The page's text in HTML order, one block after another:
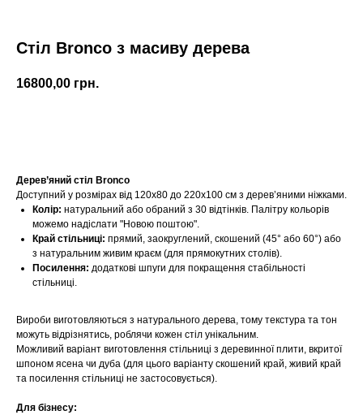
Стіл Bronco з масиву дерева
16800,00 грн.
Дерев’яний стіл Bronco
Доступний у розмірах від 120х80 до 220х100 см з дерев’яними ніжками.
Колір: натуральний або обраний з 30 відтінків. Палітру кольорів
можемо надіслати "Новою поштою".
Край стільниці: прямий, заокруглений, скошений (45° або 60°) або
з натуральним живим краєм (для прямокутних столів).
Посилення: додаткові шпуги для покращення стабільності
стільниці.
Вироби виготовляються з натурального дерева, тому текстура та тон
можуть відрізнятись, роблячи кожен стіл унікальним.
Можливий варіант виготовлення стільниці з деревинної плити, вкритої
шпоном ясена чи дуба (для цього варіанту скошений край, живий край
та посилення стільниці не застосовується).
Для бізнесу: